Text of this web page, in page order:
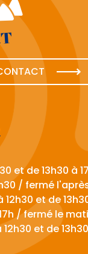
et de 13h30 à
/ fermé
12h30 et de
/ fermé le
12h30 et de